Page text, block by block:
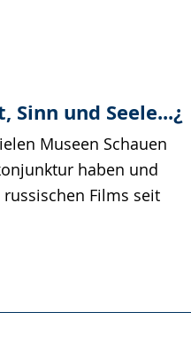
Sinn und Seele...¿
Museen Schauen
haben und
Films seit